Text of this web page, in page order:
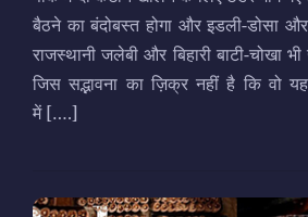
बैठने का बंदोबस्त होगा और इडली-डोसा
राजस्थानी जलेबी और बिहारी बाटी-चोखा
जिस सद्भावना का ज़िक्र नहीं है कि वो
में[….]